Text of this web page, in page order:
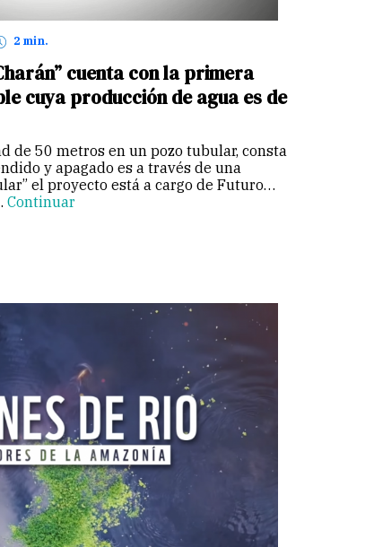
2 min.
cuenta con la primera
cuya producción de agua es de
de 50 metros en un pozo tubular, consta
y apagado es a través de una
el proyecto está a cargo de Futuro
Continuar